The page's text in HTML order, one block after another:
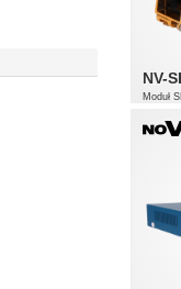
NV-
Moduł
1 x